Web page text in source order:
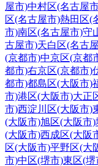
屋市)中村区(名古屋
区(名古屋市)熱田区(
市)南区(名古屋市)守
古屋市)天白区(名古
(京都市)中京区(京都
都市)右京区(京都市)
都市)都島区(大阪市)
市)港区(大阪市)大正
市)西淀川区(大阪市)
(大阪市)旭区(大阪市)
(大阪市)西成区(大阪
区(大阪市)平野区(大
市)中区(堺市)東区(堺